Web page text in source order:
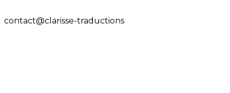
contact@clarisse-traductions